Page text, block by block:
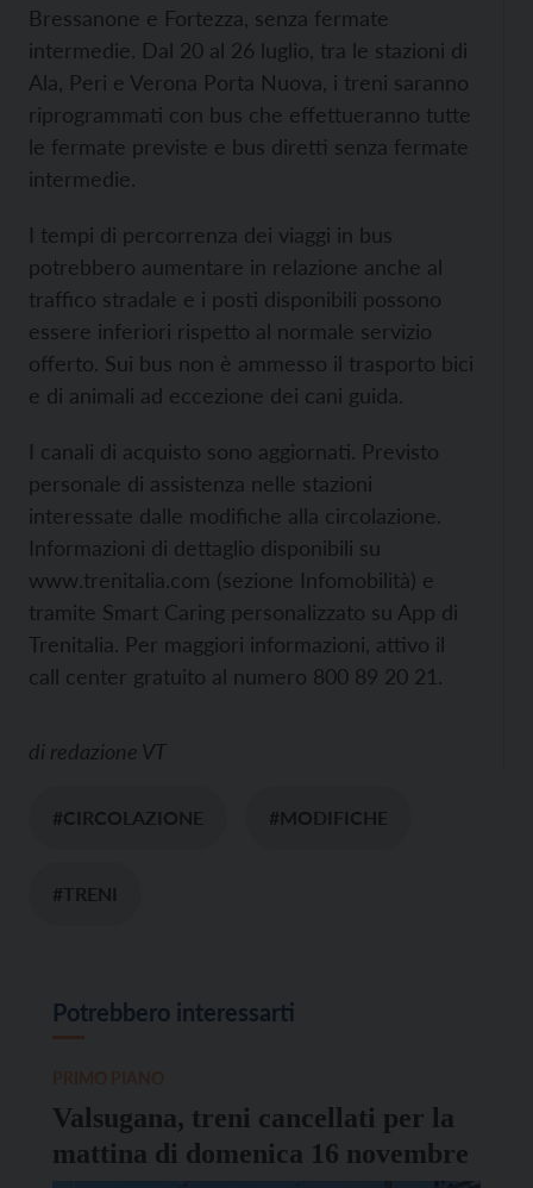
Bressanone e Fortezza, senza fermate
intermedie. Dal 20 al 26 luglio, tra le stazioni di
Ala, Peri e Verona Porta Nuova, i treni saranno
riprogrammati con bus che effettueranno tutte
le fermate previste e bus diretti senza fermate
intermedie.
I tempi di percorrenza dei viaggi in bus
potrebbero aumentare in relazione anche al
traffico stradale e i posti disponibili possono
essere inferiori rispetto al normale servizio
offerto. Sui bus non è ammesso il trasporto bici
e di animali ad eccezione dei cani guida.
I canali di acquisto sono aggiornati. Previsto
personale di assistenza nelle stazioni
interessate dalle modifiche alla circolazione.
Informazioni di dettaglio disponibili su
www.trenitalia.com (sezione Infomobilità) e
tramite Smart Caring personalizzato su App di
Trenitalia. Per maggiori informazioni, attivo il
call center gratuito al numero 800 89 20 21.
di redazione VT
#CIRCOLAZIONE #MODIFICHE
#TRENI
Potrebbero interessarti
Valsugana, treni cancellati per la
mattina di domenica 16 novembre